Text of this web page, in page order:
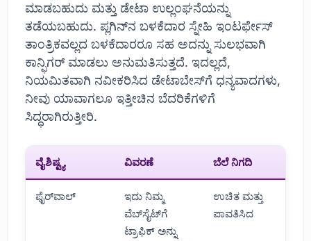
ಮಾಡಬಹುದು ಮತ್ತು ಡೇಟಾ ಉಲ್ಲಂಘನೆಯನ್ನು
ತಡೆಯಬಹುದು. ಪ್ಲಗಿನ್‌ನ ಬಳಕೆದಾರ ಸ್ನೇಹಿ ಇಂಟರ್ಫೇಸ್
ತಾಂತ್ರಿಕವಲ್ಲದ ಬಳಕೆದಾರರೂ ಸಹ ಅದನ್ನು ಸುಲಭವಾಗಿ
ಕಾನ್ಫಿಗರ್ ಮಾಡಲು ಅನುಮತಿಸುತ್ತದೆ. ಇದಲ್ಲದೆ,
ನಿಯಮಿತವಾಗಿ ನವೀಕರಿಸಿದ ಡೇಟಾಬೇಸ್‌ಗೆ ಧನ್ಯವಾದಗಳು,
ನೀವು ಯಾವಾಗಲೂ ಇತ್ತೀಚಿನ ಬೆದರಿಕೆಗಳಿಗೆ
ಸಿದ್ಧರಾಗಿರುತ್ತೀರಿ.
ವೈಶಿಷ್ಟ್ಯ ವಿವರಣೆ ಬೆಲೆ ನಿಗದಿ
ಫೈರ್‌ವಾಲ್
ಇದು ನಿಮ್ಮ
ವೆಬ್‌ಸೈಟ್‌ಗೆ
ಟ್ರಾಫಿಕ್ ಅನ್ನು
ಉಚಿತ ಮತ್ತು
ಪಾವತಿಸಿದ